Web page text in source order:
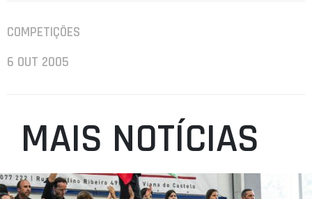
COMPETIÇÕES
6 OUT 2005
MAIS NOTÍCIAS